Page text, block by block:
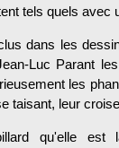
tels quels avec
dans les
Luc Parant
les
taisant, leur
qu'elle est